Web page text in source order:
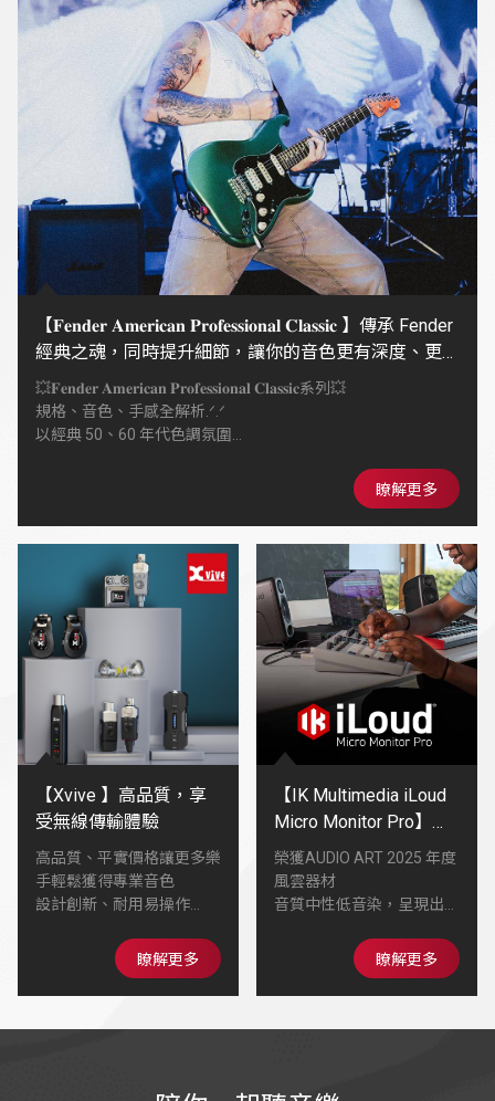
【𝐅𝐞𝐧𝐝𝐞𝐫 𝐀𝐦𝐞𝐫𝐢𝐜𝐚𝐧 𝐏𝐫𝐨𝐟𝐞𝐬𝐬𝐢𝐨𝐧𝐚𝐥 𝐂𝐥𝐚𝐬𝐬𝐢𝐜 】傳承 Fender
經典之魂，同時提升細節，讓你的音色更有深度、更有
個性
💥𝐅𝐞𝐧𝐝𝐞𝐫 𝐀𝐦𝐞𝐫𝐢𝐜𝐚𝐧 𝐏𝐫𝐨𝐟𝐞𝐬𝐬𝐢𝐨𝐧𝐚𝐥 𝐂𝐥𝐚𝐬𝐬𝐢𝐜系列💥
規格、音色、手感全解析.ᐟ.ᐟ
以經典 50、60 年代色調氛圍
瞭解更多
【Xvive 】高品質，享
受無線傳輸體驗
高品質、平實價格讓更多樂
手輕鬆獲得專業音色
設計創新、耐用易操作
能帶來穩定可靠的Tone
陪伴每位音樂人找到屬於自
已的聲音
瞭解更多
【IK Multimedia iLoud
Micro Monitor Pro】喇
叭外型精巧隨處都可建
構個人專業錄音室
榮獲AUDIO ART 2025 年度
風雲器材
音質中性低音染，呈現出健
能發出比喇叭體型更大的音
壓，全頻段具備線性表現，
沒有突起扭曲
喇叭外型精巧，方便攜帶，
瞭解更多